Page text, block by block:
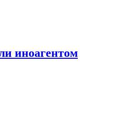
иноагентом